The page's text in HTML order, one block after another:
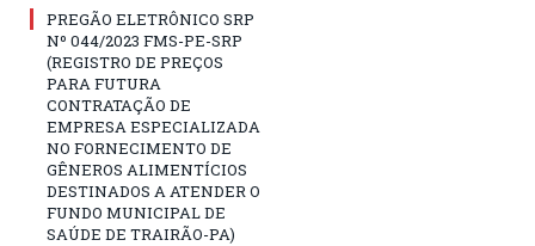
PREGÃO ELETRÔNICO SRP
Nº 044/2023 FMS-PE-SRP
(REGISTRO DE PREÇOS
PARA FUTURA
CONTRATAÇÃO DE
EMPRESA ESPECIALIZADA
NO FORNECIMENTO DE
GÊNEROS ALIMENTÍCIOS
DESTINADOS A ATENDER O
FUNDO MUNICIPAL DE
SAÚDE DE TRAIRÃO-PA)